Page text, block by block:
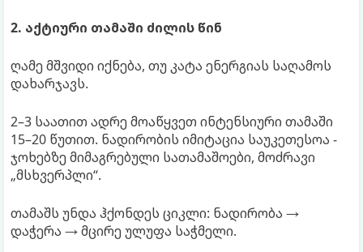
2. აქტიური თამაში ძილის წინ
ღამე მშვიდი იქნება, თუ კატა ენერგიას საღამოს
დახარჯავს.
2–3 საათით ადრე მოაწყვეთ ინტენსიური თამაში
15–20 წუთით. ნადირობის იმიტაცია საუკეთესოა -
ჯოხებზე მიმაგრებული სათამაშოები, მოძრავი
„მსხვერპლი“.
თამაშს უნდა ჰქონდეს ციკლი: ნადირობა →
დაჭერა → მცირე ულუფა საჭმელი.